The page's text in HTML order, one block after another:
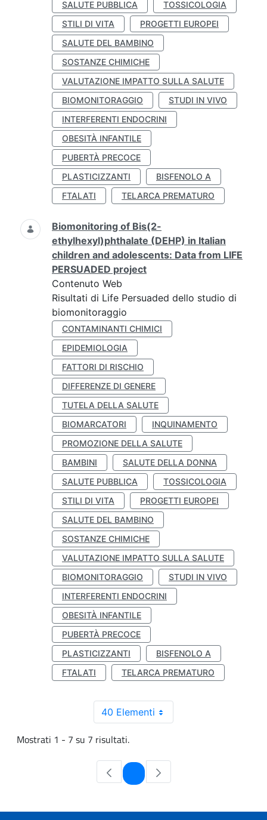
SALUTE PUBBLICA
TOSSICOLOGIA
STILI DI VITA
PROGETTI EUROPEI
SALUTE DEL BAMBINO
SOSTANZE CHIMICHE
VALUTAZIONE IMPATTO SULLA SALUTE
BIOMONITORAGGIO
STUDI IN VIVO
INTERFERENTI ENDOCRINI
OBESITÀ INFANTILE
PUBERTÀ PRECOCE
PLASTICIZZANTI
BISFENOLO A
FTALATI
TELARCA PREMATURO
Biomonitoring of Bis(2-
ethylhexyl)phthalate (DEHP) in Italian
children and adolescents: Data from LIFE
PERSUADED project
Contenuto Web
Risultati di Life Persuaded dello studio di
biomonitoraggio
CONTAMINANTI CHIMICI
EPIDEMIOLOGIA
FATTORI DI RISCHIO
DIFFERENZE DI GENERE
TUTELA DELLA SALUTE
BIOMARCATORI
INQUINAMENTO
PROMOZIONE DELLA SALUTE
BAMBINI
SALUTE DELLA DONNA
SALUTE PUBBLICA
TOSSICOLOGIA
STILI DI VITA
PROGETTI EUROPEI
SALUTE DEL BAMBINO
SOSTANZE CHIMICHE
VALUTAZIONE IMPATTO SULLA SALUTE
BIOMONITORAGGIO
STUDI IN VIVO
INTERFERENTI ENDOCRINI
OBESITÀ INFANTILE
PUBERTÀ PRECOCE
PLASTICIZZANTI
BISFENOLO A
FTALATI
TELARCA PREMATURO
40 Elementi
Mostrati 1 - 7 su 7 risultati.
Pagina